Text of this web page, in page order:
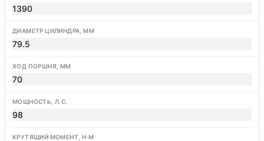
1390
ДИАМЕТР ЦИЛИНДРА, ММ
79.5
ХОД ПОРШНЯ, ММ
70
МОЩНОСТЬ, Л.С.
98
КРУТЯЩИЙ МОМЕНТ, Н·М